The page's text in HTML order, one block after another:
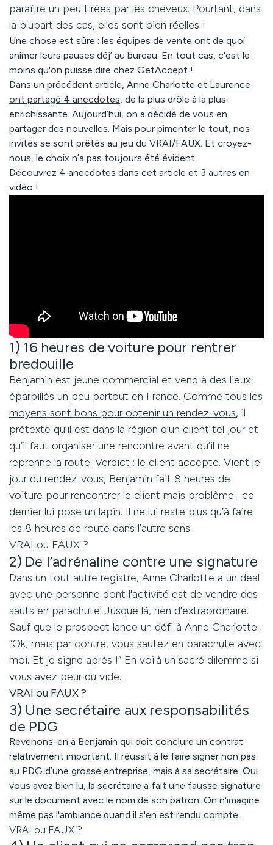
paraître un peu tirées par les cheveux. Pourtant, dans
la plupart des cas, elles sont bien réelles !
Une chose est sûre : les équipes de vente ont de quoi
animer leurs pauses déj’ au bureau. En tout cas, c'est le
moins qu'on puisse dire chez GetAccept !
Dans un précédent article, Anne Charlotte et Laurence
ont partagé 4 anecdotes, de la plus drôle à la plus
enrichissante. Aujourd’hui, on a décidé de vous en
partager des nouvelles. Mais pour pimenter le tout, nos
invités se sont prêtés au jeu du VRAI/FAUX. Et croyez-
nous, le choix n’a pas toujours été évident.
Découvrez 4 anecdotes dans cet article et 3 autres en
vidéo !
1) 16 heures de voiture pour rentrer
bredouille
Benjamin est jeune commercial et vend à des lieux
éparpillés un peu partout en France. Comme tous les
moyens sont bons pour obtenir un rendez-vous, il
prétexte qu’il est dans la région d’un client tel jour et
qu’il faut organiser une rencontre avant qu’il ne
reprenne la route. Verdict : le client accepte. Vient le
jour du rendez-vous, Benjamin fait 8 heures de
voiture pour rencontrer le client mais problème : ce
dernier lui pose un lapin. Il ne lui reste plus qu’à faire
les 8 heures de route dans l’autre sens.
VRAI ou FAUX ?
2) De l’adrénaline contre une signature
Dans un tout autre registre, Anne Charlotte a un deal
avec une personne dont l'activité est de vendre des
sauts en parachute. Jusque là, rien d’extraordinaire.
Sauf que le prospect lance un défi à Anne Charlotte :
“Ok, mais par contre, vous sautez en parachute avec
moi. Et je signe après !” En voilà un sacré dilemme si
vous avez peur du vide...
VRAI ou FAUX ?
3) Une secrétaire aux responsabilités
de PDG
Revenons-en à Benjamin qui doit conclure un contrat
relativement important. Il réussit à le faire signer non pas
au PDG d’une grosse entreprise, mais à sa secrétaire. Oui
vous avez bien lu, la secrétaire a fait une fausse signature
sur le document avec le nom de son patron. On n'imagine
même pas l'ambiance quand il s'en est rendu compte.
VRAI ou FAUX ?